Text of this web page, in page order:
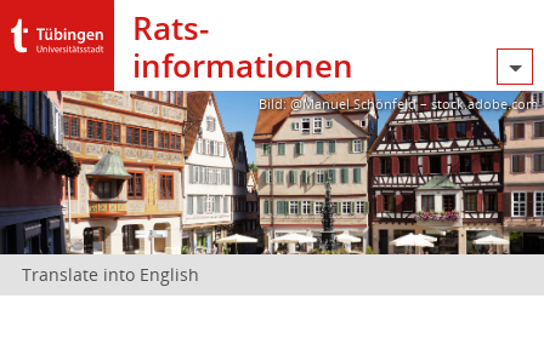
Rats­
informationen
Bild: @Manuel Schönfeld – stock.adobe.com
Translate into English